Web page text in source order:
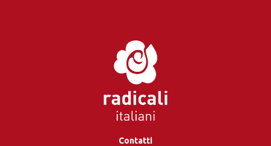
Contatti